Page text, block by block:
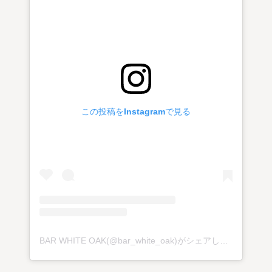
この投稿をInstagramで見る
BAR WHITE OAK(@bar_white_oak)がシェアした投稿